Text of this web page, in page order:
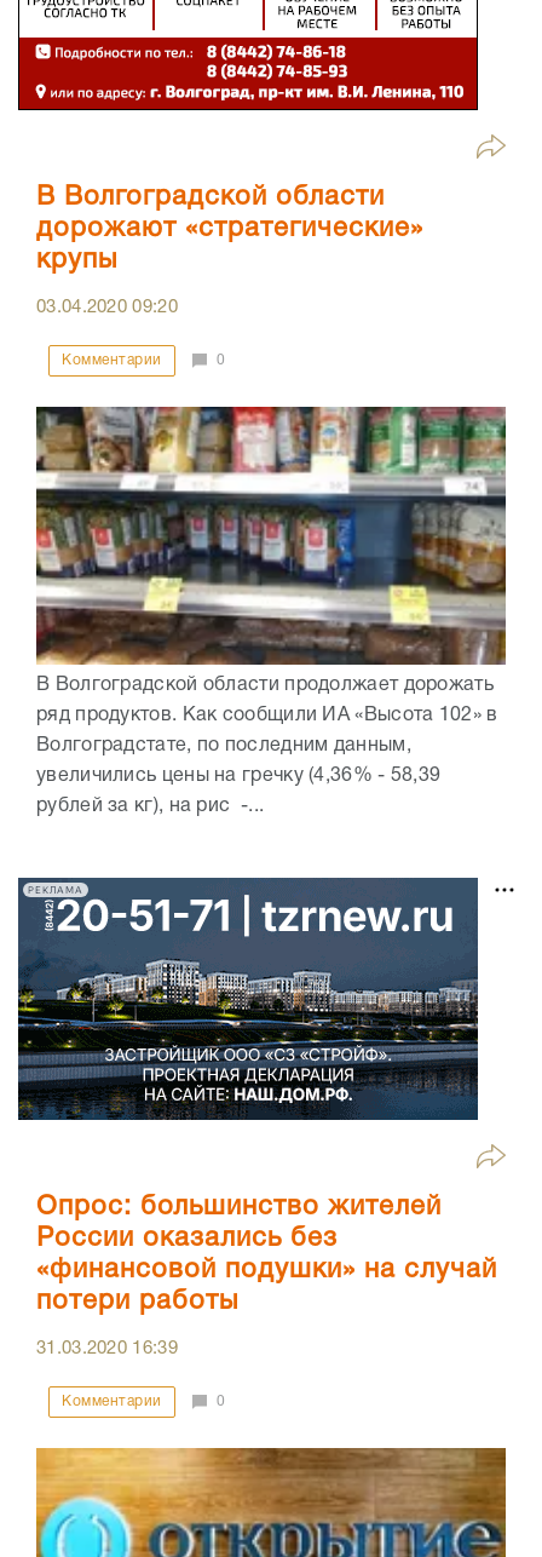
В Волгоградской области
дорожают «стратегические»
крупы
03.04.202009:20
Комментарии 0
В Волгоградской области продолжает дорожать
ряд продуктов. Как сообщили ИА «Высота 102» в
Волгоградстате, по последним данным,
увеличились цены на гречку (4,36% - 58,39
рублей за кг), на рис -...
РЕКЛАМА
Опрос: большинство жителей
России оказались без
«финансовой подушки» на случай
потери работы
31.03.2020 16:39
Комментарии 0